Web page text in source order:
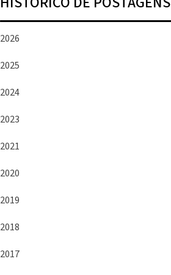
2026
2025
2024
2023
2021
2020
2019
2018
2017